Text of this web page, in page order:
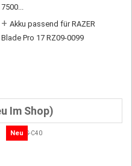
7500...
+ Akku passend für RAZER
Blade Pro 17 RZ09-0099
Im Shop)
Neu